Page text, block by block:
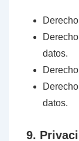
datos.
datos.
9.